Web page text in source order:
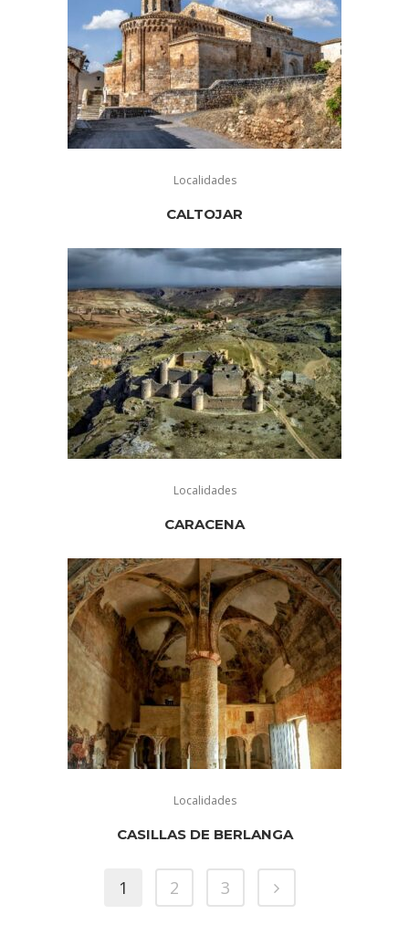
Localidades
CALTOJAR
Localidades
CARACENA
Localidades
CASILLAS DE BERLANGA
1 2 3